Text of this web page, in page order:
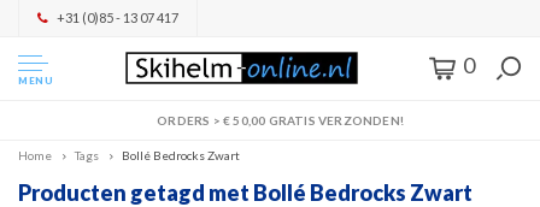
+31 (0)85 - 13 07 417
MENU
0
ORDERS > € 50,00 GRATIS VERZONDEN!
Home Tags Bollé Bedrocks Zwart
Producten getagd met Bollé Bedrocks Zwart